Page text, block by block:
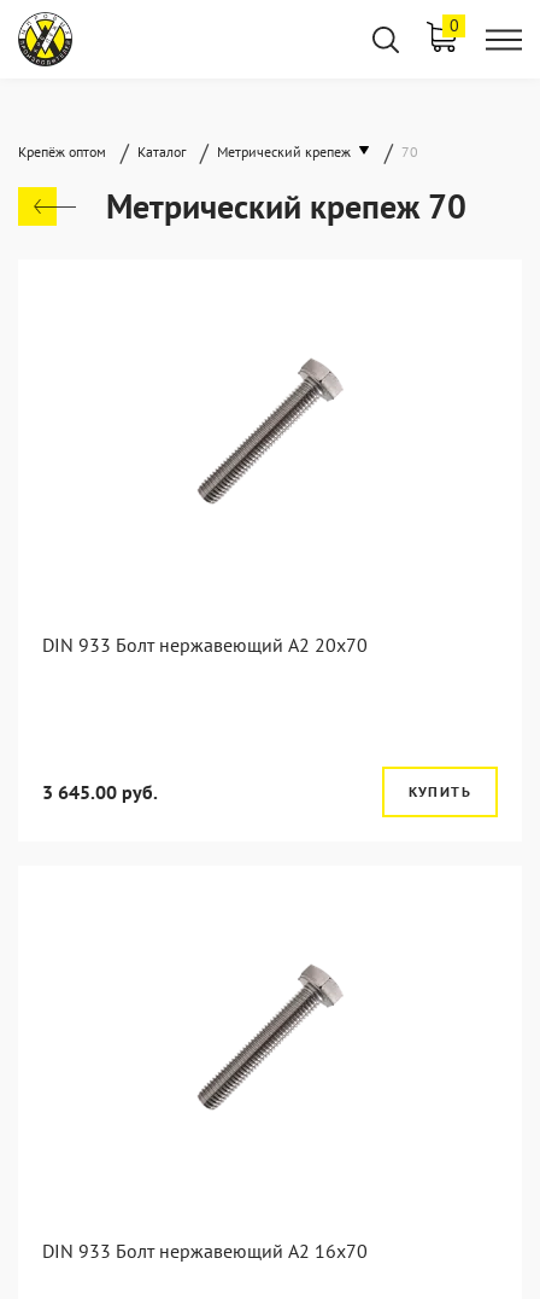
0
Крепёж оптом / Каталог / Метрический крепеж / 70
Метрический крепеж 70
DIN 933 Болт нержавеющий А2 20х70
3 645.00 руб. КУПИТЬ
DIN 933 Болт нержавеющий А2 16х70